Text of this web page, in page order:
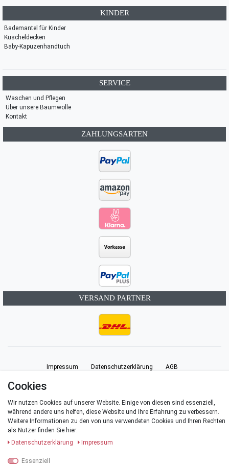
KINDER
Bademantel für Kinder
Kuscheldecken
Baby-Kapuzenhandtuch
SERVICE
Waschen und Pflegen
Über unsere Baumwolle
Kontakt
ZAHLUNGSARTEN
VERSAND PARTNER
Impressum Daten­schutz­erklärung AGB
Kontakt
Cookies
Wir nutzen Cookies auf unserer Website. Einige von diesen sind essenziell,
während andere uns helfen, diese Website und Ihre Erfahrung zu verbessern.
Weitere Informationen zu den von uns verwendeten Cookies und Ihren Rechten
als Nutzer finden Sie hier:
Daten­schutz­erklärung
Impressum
Essenziell